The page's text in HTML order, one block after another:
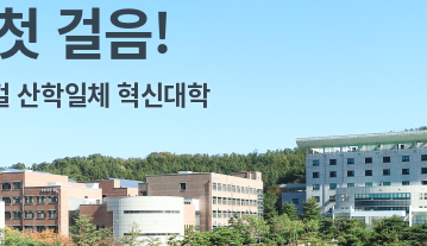
걸음!
산학일체 혁신대학